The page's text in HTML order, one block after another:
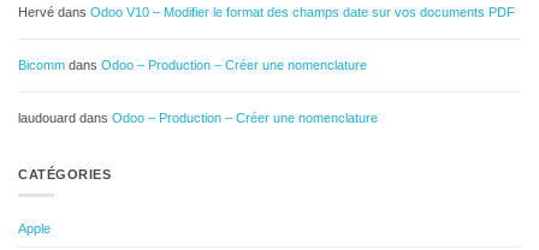
Hervé dans Odoo V10 – Modifier le format des champs date sur vos documents PDF
Bicomm dans Odoo – Production – Créer une nomenclature
laudouard dans Odoo – Production – Créer une nomenclature
CATÉGORIES
Apple